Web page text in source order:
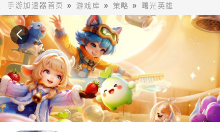
手游加速器首页 游戏库 策略 曙光英雄